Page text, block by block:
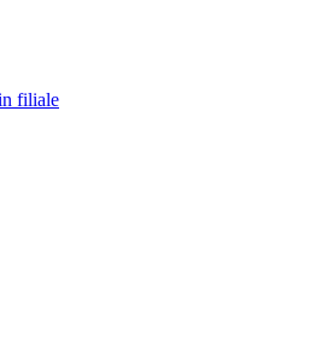
filiale